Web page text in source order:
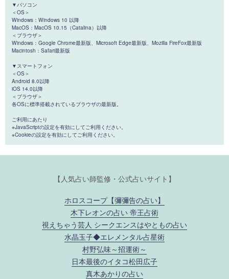
▼パソコン
＜OS＞
Windows：Windows 10 以降
MacOS：MacOS 10.15（Catalina）以降
＜ブラウザ＞
Windows：Google Chrome最新版、Microsoft Edge最新版、Mozilla FireFox最新版
Macintosh：Safari最新版
▼スマートフォン
＜OS＞
Android 8.0以降
iOS 14.0以降
＜ブラウザ＞
各OSに標準搭載されているブラウザの最新版。
ご利用にあたり
※JavaScriptの設定を有効にしてご利用ください。
※Cookieの設定を有効にしてご利用ください。
【人気占い師監修・公式占いサイト】
ホロスコープ【彌彌告の占い】
木下レオンの占い 帝王占術
視えちゃう芸人 シークエンスはやともの占い
水晶玉子◆エレメンタル占星術
村野弘味～招運術～
日本最後のイタコ松田広子
真木あかりの占い